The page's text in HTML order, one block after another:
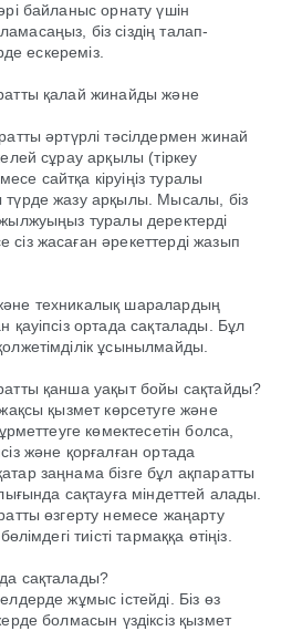
байланыс орнату үшін
біз сіздің талап-
ескереміз.
қалай жинайды және
әртүрлі тәсілдермен жинай
сұрау арқылы (тіркеу
сайтқа кіруіңіз туралы
түрде жазу арқылы. Мысалы, біз
туралы деректерді
жасаған әрекеттерді жазып
техникалық шаралардың
қауіпсіз ортада сақталады. Бұл
ұсынылмайды.
қанша уақыт бойы сақтайды?
қызмет көрсетуге және
көмектесетін болса,
және қорғалған ортада
заңнама бізге бұл ақпаратты
сақтауға міндеттей алады.
өзгерту немесе жаңарту
тиісті тармаққа өтіңіз.
сақталады?
жұмыс істейді. Біз өз
болмасын үздіксіз қызмет